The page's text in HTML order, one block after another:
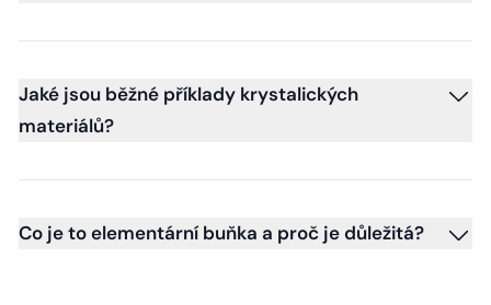
Jaké jsou běžné příklady krystalických
materiálů?
Co je to elementární buňka a proč je důležitá?